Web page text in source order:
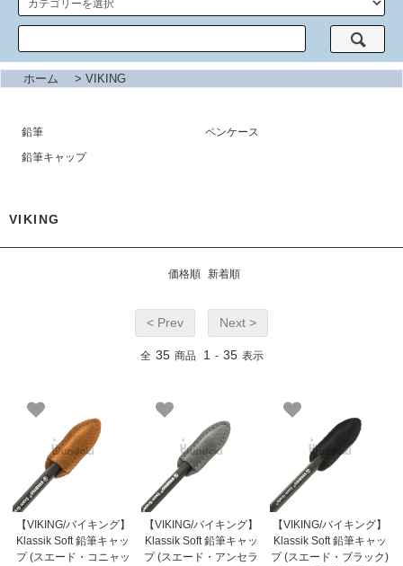
ホーム > VIKING
鉛筆
ペンケース
鉛筆キャップ
VIKING
価格順 新着順
< Prev Next >
全 35 商品 1 - 35 表示
【VIKING/バイキング】
Klassik Soft 鉛筆キャッ
プ (スエード・コニャッ
【VIKING/バイキング】
Klassik Soft 鉛筆キャッ
プ (スエード・アンセラ
【VIKING/バイキング】
Klassik Soft 鉛筆キャッ
プ (スエード・ブラック)